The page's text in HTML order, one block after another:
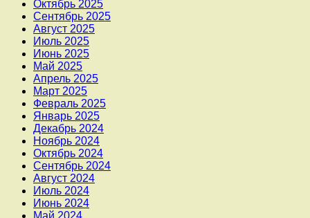
Октябрь 2025
Сентябрь 2025
Август 2025
Июль 2025
Июнь 2025
Май 2025
Апрель 2025
Март 2025
Февраль 2025
Январь 2025
Декабрь 2024
Ноябрь 2024
Октябрь 2024
Сентябрь 2024
Август 2024
Июль 2024
Июнь 2024
Май 2024